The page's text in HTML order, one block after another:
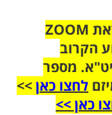
הצטרפו לקבוצת הוואטסאפ לקראת ZOOM
הקרוב
מספר
לחצו כאן>>
כאן >>